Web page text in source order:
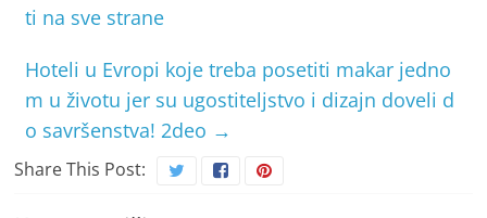
ti na sve strane
Hoteli u Evropi koje treba posetiti makar jedno
m u životu jer su ugostiteljstvo i dizajn doveli d
o savršenstva! 2deo →
Share This Post: